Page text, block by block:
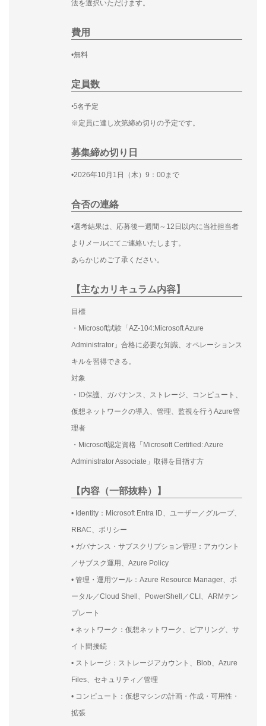
法を選択いただけます。
費用
•無料
定員数
•5名予定
※定員に達し次第締め切りの予定です。
募集締め切り日
•2026年10月1日（木）9：00まで
合否の連絡
•選考結果は、応募後一週間～12日以内に当社担当者
よりメールにてご連絡いたします。
あらかじめご了承ください。
【主なカリキュラム内容】
目標
・Microsoft試験「AZ-104:Microsoft Azure
Administrator」合格に必要な知識、オペレーションス
キルを習得できる。
対象
・ID保護、ガバナンス、ストレージ、コンピュート、
仮想ネットワークの導入、管理、監視を行うAzure管
理者
・Microsoft認定資格「Microsoft Certified: Azure
Administrator Associate」取得を目指す方
【内容（一部抜粋）】
• Identity：Microsoft Entra ID、ユーザー／グループ、
RBAC、ポリシー
• ガバナンス・サブスクリプション管理：アカウント
／サブスク運用、Azure Policy
• 管理・運用ツール：Azure Resource Manager、ポ
ータル／Cloud Shell、PowerShell／CLI、ARMテン
プレート
• ネットワーク：仮想ネットワーク、ピアリング、サ
イト間接続
• ストレージ：ストレージアカウント、Blob、Azure
Files、セキュリティ／管理
• コンピュート：仮想マシンの計画・作成・可用性・
拡張